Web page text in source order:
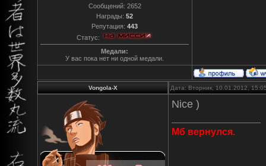
Сообщений: 2652
Награды: 52
Репутация: 443
Статус:
Медали:
У вас пока нет ни одной медали.
Vongola-X Дата: Вторник, 10.01.2012,
Nice )
Мб вернулся.